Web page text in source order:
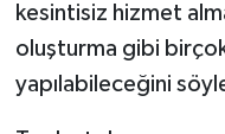
kesintisiz hizmet
oluşturma gibi
yapılabileceğini